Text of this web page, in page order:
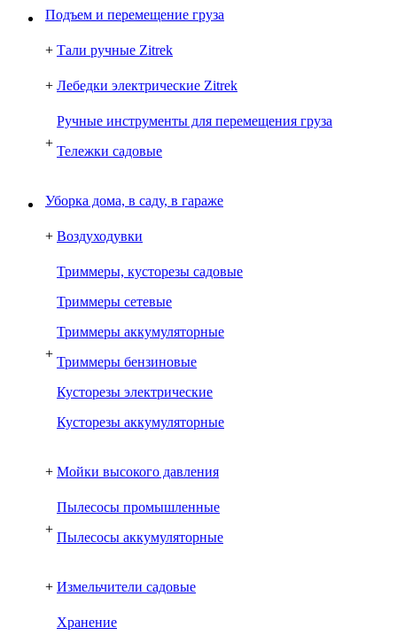
Подъем и перемещение груза
+ Тали ручные Zitrek
+ Лебедки электрические Zitrek
+
Ручные инструменты для перемещения груза
Тележки садовые
Уборка дома, в саду, в гараже
+ Воздуходувки
+
Триммеры, кусторезы садовые
Триммеры сетевые
Триммеры аккумуляторные
Триммеры бензиновые
Кусторезы электрические
Кусторезы аккумуляторные
+ Мойки высокого давления
+
Пылесосы промышленные
Пылесосы аккумуляторные
+ Измельчители садовые
Хранение